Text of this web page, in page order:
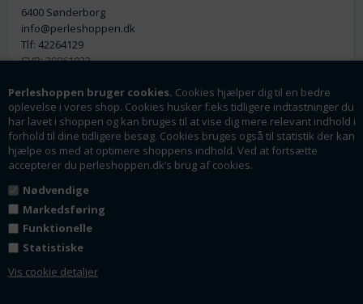
Perleshoppen bruger cookies. Cookies hjælper dig til en bedre
oplevelse i vores shop. Cookies husker f.eks tidligere indtastninger du
har lavet i shoppen og kan bruges til at vise dig mere relevant indhold i
forhold til dine tidligere besøg. Cookies bruges også til statistik der kan
hjælpe os med at optimere shoppens indhold. Ved at fortsætte
accepterer du perleshoppen.dk’s brug af cookies.
Nødvendige
Markedsføring
Funktionelle
Statistiske
Vis cookie detaljer
6400 Sønderborg
info@perleshoppen.dk
Tlf: 42264129
CVR: 39061023
Nyhedsmail